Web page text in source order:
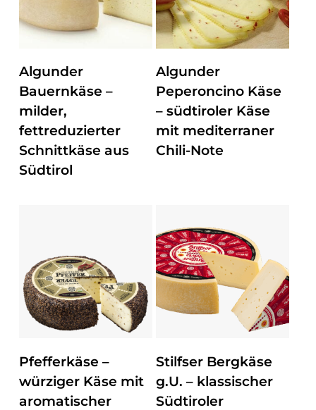
ZUM PRODUKT
Algunder
Bauernkäse –
milder,
fettreduzierter
Schnittkäse aus
Südtirol
ZUM PRODUKT
Algunder
Peperoncino Käse
– südtiroler Käse
mit mediterraner
Chili-Note
Pfefferkäse –
würziger Käse mit
aromatischer
Stilfser Bergkäse
g.U. – klassischer
Südtiroler